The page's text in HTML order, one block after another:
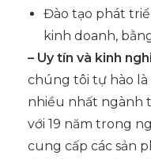
Đào tạo phát
kinh doanh,
– Uy tín và kinh
chúng tôi tự hào
nhiều nhất ngành
với 19 năm trong
cung cấp các sản